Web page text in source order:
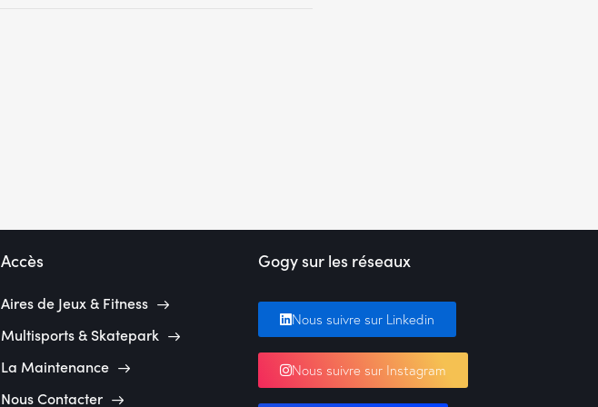
Accès
Aires de Jeux & Fitness
Multisports & Skatepark
La Maintenance
Nous Contacter
Gogy sur les réseaux
Nous suivre sur Linkedin
Nous suivre sur Instagram